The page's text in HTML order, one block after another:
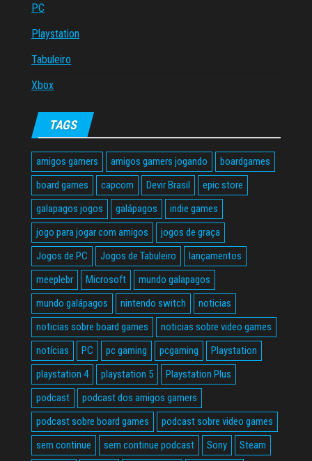
PC
Playstation
Tabuleiro
Xbox
TAGS
amigos gamers amigos gamers jogando
boardgames
board games
capcom Devir Brasil
epic store
galapagos jogos
galápagos
indie games
jogo para jogar com amigos
jogos de graça
Jogos de PC
Jogos de Tabuleiro
lançamentos
meeplebr
Microsoft
mundo galapagos
mundo galápagos
nintendo switch
noticias
noticias sobre board games
noticias sobre video games
notícias
PC pc gaming pcgaming
Playstation
playstation 4
playstation 5
Playstation Plus
podcast
podcast dos amigos gamers
podcast sobre board games
podcast sobre video games
sem continue
sem continue podcast Sony
Steam